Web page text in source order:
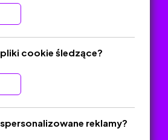
cookie śledzące?
reklamy?